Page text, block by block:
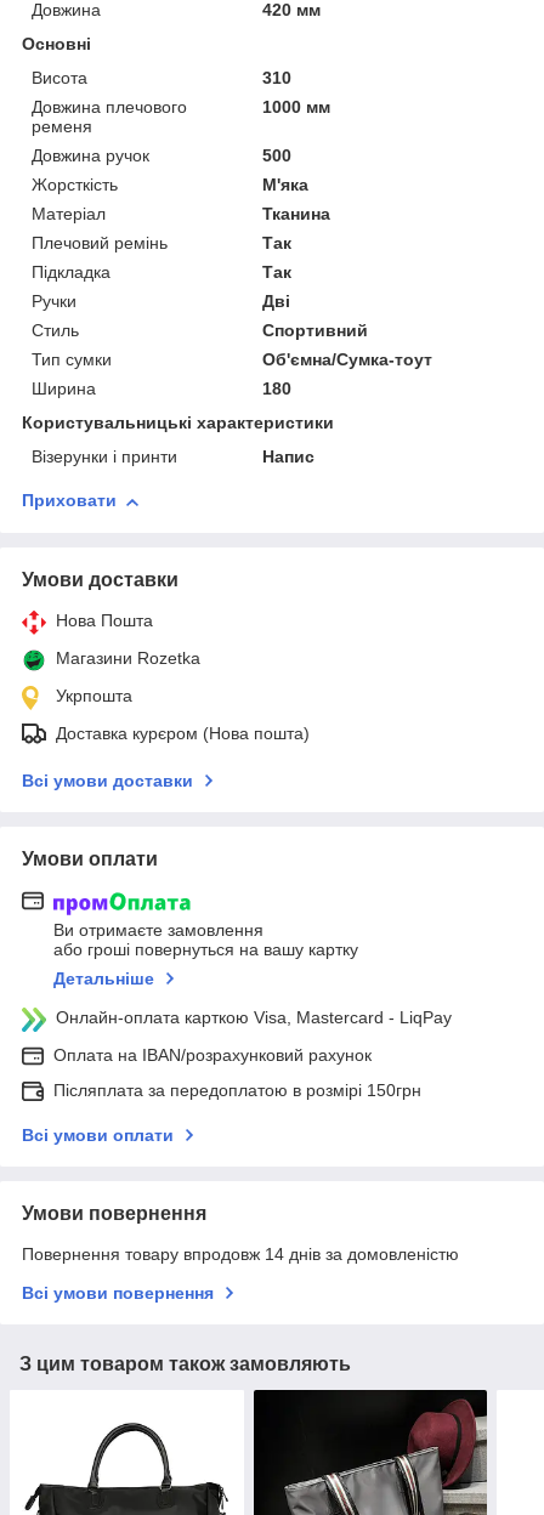
Довжина
420 мм
Основні
Висота
310
Довжина плечового
ременя
1000 мм
Довжина ручок
500
Жорсткість
М'яка
Матеріал
Тканина
Плечовий ремінь
Так
Підкладка
Так
Ручки
Дві
Стиль
Спортивний
Тип сумки
Об'ємна/Сумка-тоут
Ширина
180
Користувальницькі характеристики
Візерунки і принти
Напис
Приховати
Умови доставки
Нова Пошта
Магазини Rozetka
Укрпошта
Доставка курєром (Нова пошта)
Всі умови доставки
Умови оплати
Ви отримаєте замовлення
або гроші повернуться на вашу картку
Детальніше
Онлайн-оплата карткою Visa, Mastercard - LiqPay
Оплата на IBAN/розрахунковий рахунок
Післяплата за передоплатою в розмірі 150грн
Всі умови оплати
Умови повернення
Повернення товару впродовж 14 днів за домовленістю
Всі умови повернення
З цим товаром також замовляють